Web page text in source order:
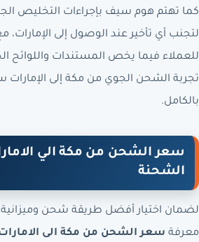
كما تهتم هوم سيف بإجراءات التخليص
لتجنب أي تأخير عند الوصول إلى الإمارات،
للعملاء فيما يخص المستندات واللوائح
تجربة الشحن الجوي من مكة إلى
بالكامل.
سعر الشحن من مكة الي
الشحنة
لضمان اختيار أفضل طريقة شحن
معرفة سعر الشحن من مكة الى